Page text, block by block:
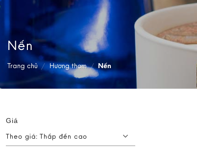
Nến
Trang chủ / Hương thơm / Nến
Giá
Theo giá: Thấp đến cao